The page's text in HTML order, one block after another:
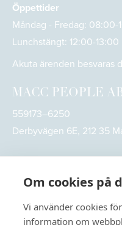
Öppettider
Måndag - Fredag: 08:00-
Lunchstängt: 12:00-13:00
Akuta ärenden besvaras
MACC PEOPLE
559173–6250
Derbyvägen 6E, 212 35
Om cookies på
Vi använder cookies
information om